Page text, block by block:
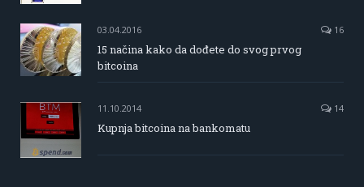
03.04.2016 16
15 načina kako da dođete do svog prvog
bitcoina
11.10.2014 14
Kupnja bitcoina na bankomatu